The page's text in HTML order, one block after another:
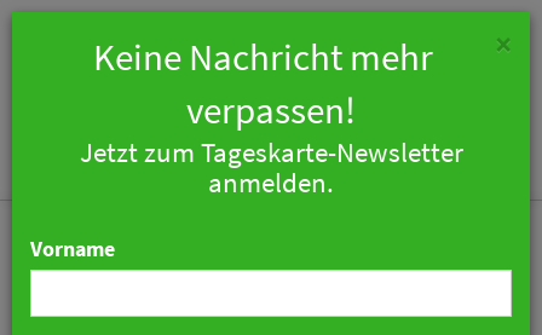
×
Keine Nachricht mehr
verpassen!
Jetzt zum Tageskarte-Newsletter
anmelden.
Vorname